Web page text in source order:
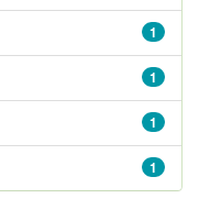
1
1
1
1